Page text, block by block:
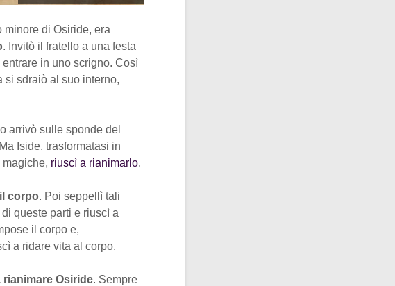
minore di Osiride, era
. Invitò il fratello a una festa
in uno scrigno. Così
si sdraiò al suo interno,
arrivò sulle sponde del
Iside, trasformatasi in
riuscì a rianimarlo.
corpo. Poi seppellì tali
queste parti e riuscì a
il corpo e,
a ridare vita al corpo.
rianimare Osiride. Sempre